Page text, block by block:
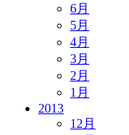
6月
5月
4月
3月
2月
1月
2013
12月